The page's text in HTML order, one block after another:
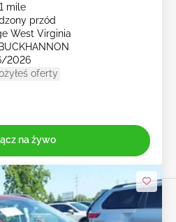
mile
przód
West Virginia
2026
oferty
na żywo